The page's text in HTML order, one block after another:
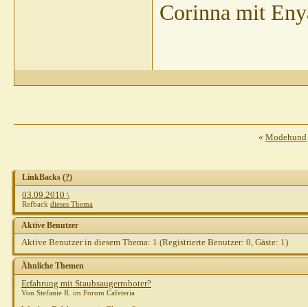
GastAW: Erfahrung mit...03.09.2010,11:20
03.09.2010,
Chio AW: Erfahrung mit...
Corinna mit
« Modehund
LinkBacks (?)
03.09.2010 \
Refback dieses Thema
Aktive Benutzer
Aktive Benutzer in diesem Thema: 1 (Registrierte Benutzer: 0, Gäste: 1)
Ähnliche Themen
Erfahrung mit Staubsaugerroboter?
Von Stefanie R. im Forum Cafeteria